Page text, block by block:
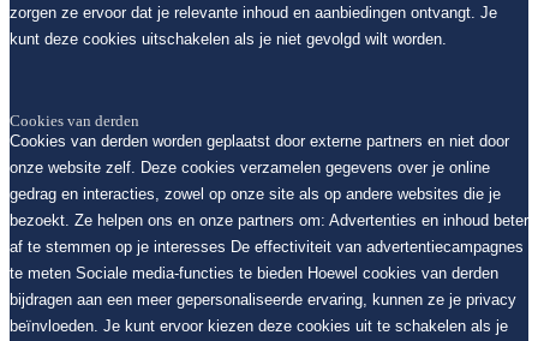
zorgen ze ervoor dat je relevante inhoud en aanbiedingen ontvangt. Je
kunt deze cookies uitschakelen als je niet gevolgd wilt worden.
Cookies van derden
Cookies van derden worden geplaatst door externe partners en niet door
onze website zelf. Deze cookies verzamelen gegevens over je online
gedrag en interacties, zowel op onze site als op andere websites die je
bezoekt. Ze helpen ons en onze partners om: Advertenties en inhoud beter
af te stemmen op je interesses De effectiviteit van advertentiecampagnes
te meten Sociale media-functies te bieden Hoewel cookies van derden
bijdragen aan een meer gepersonaliseerde ervaring, kunnen ze je privacy
beïnvloeden. Je kunt ervoor kiezen deze cookies uit te schakelen als je